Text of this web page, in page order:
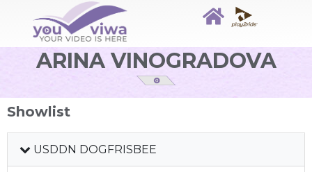
ARINA VINOGRADOVA
Showlist
USDDN DOGFRISBEE